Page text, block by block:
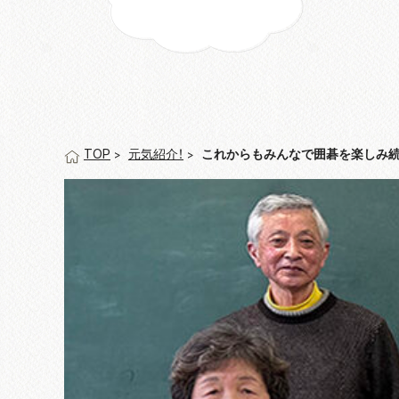
TOP 元気紹介！ これからもみんなで囲碁を楽しみ